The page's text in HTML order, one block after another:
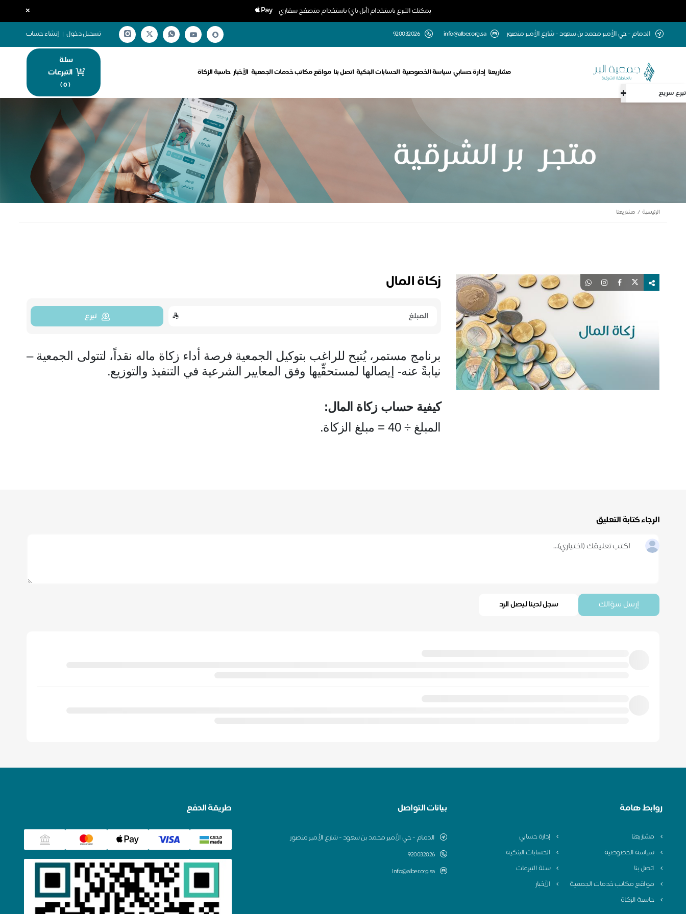
يمكنك التبرع باستخدام (أبل باي) باستخدام متصفح سفاري ×
تبرع سريع
الدمام - حي الأمير محمد بن سعود - شارع الأمير منصور info@alber.org.sa
920032026 تسجيل دخول | إنشاء حساب
مشاريعنا إدارة حسابي سياسة الخصوصية الحسابات البنكية اتصل بنا مواقع مكاتب خدمات الجمعية الأخبار حاسبة الزكاة
سلة
التبرعات
(
0
)
الرئيسية مشاريعنا
زكاة المال
تبرع
برنامج مستمر، يُتيح للراغب بتوكيل الجمعية فرصة أداء زكاة ماله نقداً، لتتولى الجمعية –
نيابةً عنه- إيصالها لمستحقِّيها وفق المعايير الشرعية في التنفيذ والتوزيع.
كيفية حساب زكاة المال:
المبلغ ÷ 40 = مبلغ الزكاة.
الرجاء كتابة التعليق
إرسل سؤالك سجل لدينا ليصل الرد
روابط هامة
مشاريعنا
إدارة حسابي
سياسة الخصوصية
الحسابات البنكية
اتصل بنا
سلة التبرعات
مواقع مكاتب خدمات الجمعية
الأخبار
حاسبة الزكاة
بيانات التواصل
الدمام - حي الأمير محمد بن سعود - شارع الأمير منصور
920032026
info@alber.org.sa
طريقة الدفع